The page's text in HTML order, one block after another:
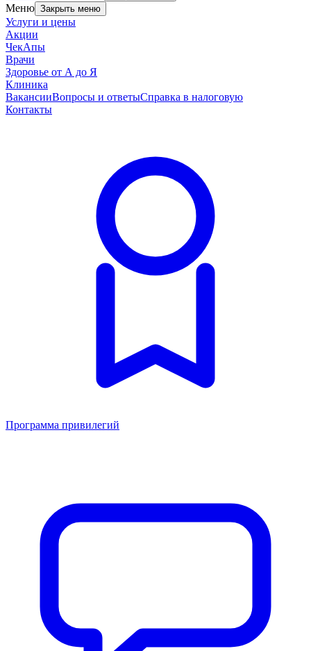
Меню Закрыть меню
Услуги и цены
Акции
ЧекАпы
Врачи
Здоровье от А до Я
Клиника
ВакансииВопросы и ответыСправка в налоговую
Контакты
Программа привилегий